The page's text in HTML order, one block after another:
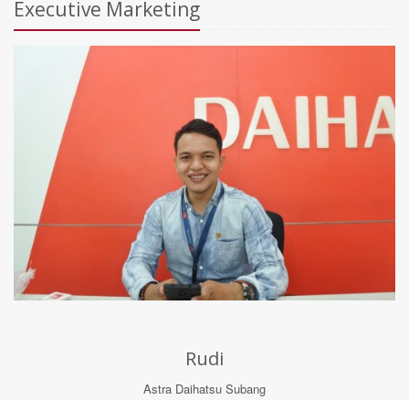
Executive Marketing
Rudi
Astra Daihatsu Subang